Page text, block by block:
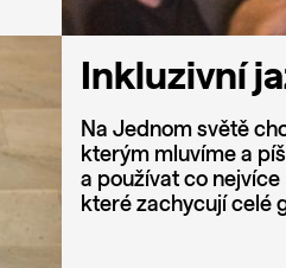
Inkluzivní
Na Jednom světě
kterým mluvíme a
a používat co
které zachycují celé